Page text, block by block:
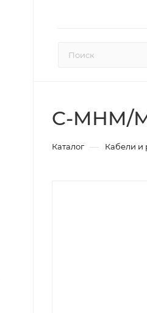
C-MHM/
Каталог — Кабели и